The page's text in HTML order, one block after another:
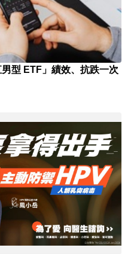
型 ETF」績效、抗跌一次